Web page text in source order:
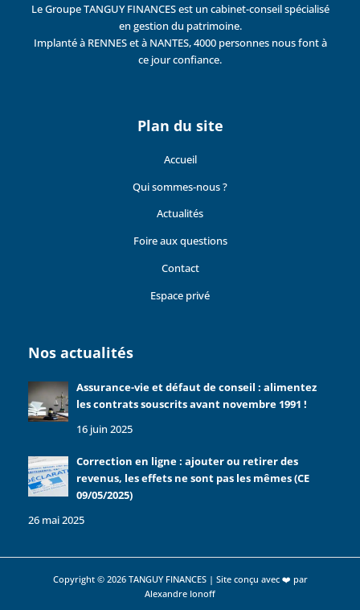
Le Groupe TANGUY FINANCES est un cabinet-conseil spécialisé
en gestion du patrimoine.
Implanté à RENNES et à NANTES, 4000 personnes nous font à
ce jour confiance.
Plan du site
Accueil
Qui sommes-nous ?
Actualités
Foire aux questions
Contact
Espace privé
Nos actualités
Assurance-vie et défaut de conseil : alimentez
les contrats souscrits avant novembre 1991 !
16 juin 2025
Correction en ligne : ajouter ou retirer des
revenus, les effets ne sont pas les mêmes (CE
09/05/2025)
26 mai 2025
Copyright © 2026 TANGUY FINANCES | Site conçu avec ❤️ par
Alexandre Ionoff